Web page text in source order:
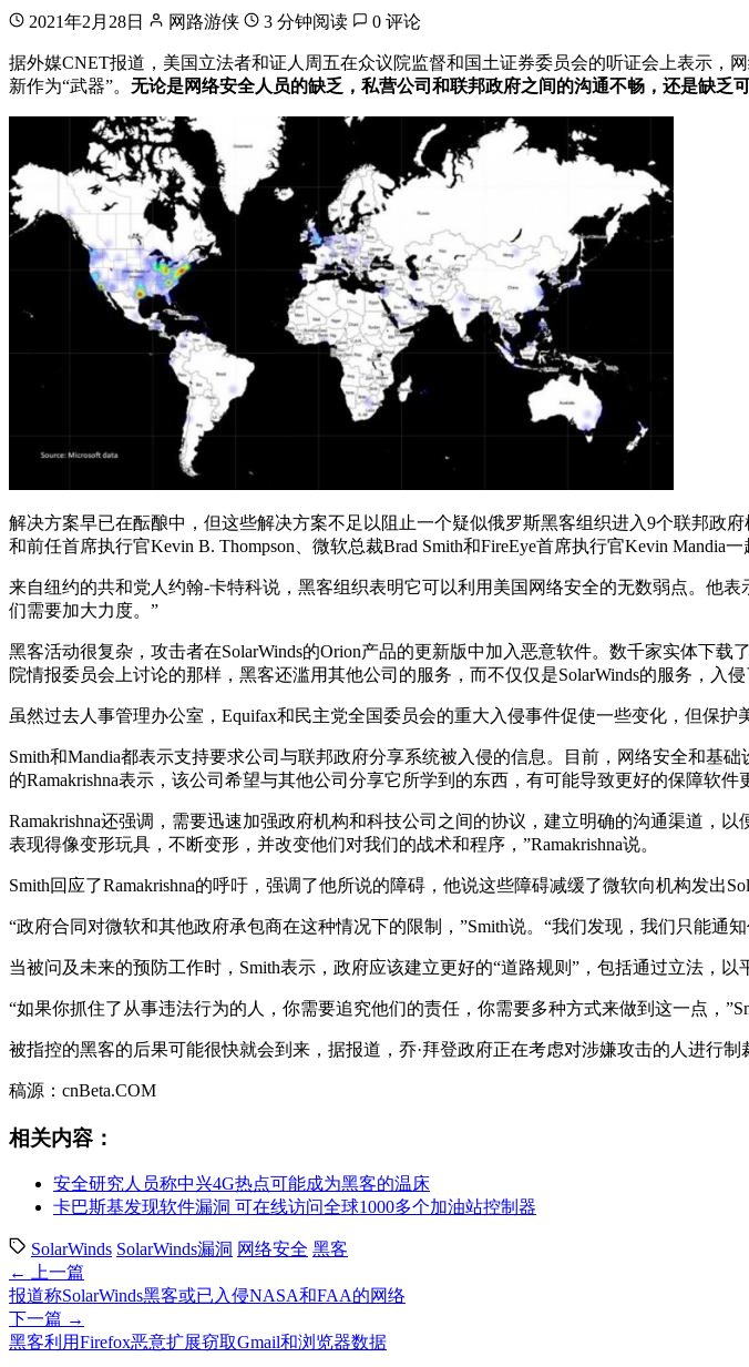
2021年2月28日 网路游侠 3 分钟阅读 0 评论
据外媒CNET报道，美国立法者和证人周五在众议院监督和国土证券委员会的听证会上表示，
新作为“武器”。 无论是网络安全人员的缺乏，私营公司和联邦政府之间的沟通不畅，还是缺乏
解决方案早已在酝酿中，但这些解决方案不足以阻止一个疑似俄罗斯黑客组织进入9个联邦政府
和前任首席执行官Kevin B. Thompson、微软总裁Brad Smith和FireEye首席执行官Kevin Mandia
来自纽约的共和党人约翰-卡特科说，黑客组织表明它可以利用美国网络安全的无数弱点。他
们需要加大力度。”
黑客活动很复杂，攻击者在SolarWinds的Orion产品的更新版中加入恶意软件。数千家实体下
院情报委员会上讨论的那样，黑客还滥用其他公司的服务，而不仅仅是SolarWinds的服务，入侵
虽然过去人事管理办公室，Equifax和民主党全国委员会的重大入侵事件促使一些变化，但保
Smith和Mandia都表示支持要求公司与联邦政府分享系统被入侵的信息。目前，网络安全和基
的Ramakrishna表示，该公司希望与其他公司分享它所学到的东西，有可能导致更好的保障软件
Ramakrishna还强调，需要迅速加强政府机构和科技公司之间的协议，建立明确的沟通渠道，
表现得像变形玩具，不断变形，并改变他们对我们的战术和程序，”Ramakrishna说。
Smith回应了Ramakrishna的呼吁，强调了他所说的障碍，他说这些障碍减缓了微软向机构发出
“政府合同对微软和其他政府承包商在这种情况下的限制，”Smith说。“我们发现，我们只能
当被问及未来的预防工作时，Smith表示，政府应该建立更好的“道路规则”，包括通过立法，以
“如果你抓住了从事违法行为的人，你需要追究他们的责任，你需要多种方式来做到这一点，
被指控的黑客的后果可能很快就会到来，据报道，乔·拜登政府正在考虑对涉嫌攻击的人进行
稿源：cnBeta.COM
相关内容：
安全研究人员称中兴4G热点可能成为黑客的温床
卡巴斯基发现软件漏洞 可在线访问全球1000多个加油站控制器
SolarWinds SolarWinds漏洞 网络安全 黑客
← 上一篇
报道称SolarWinds黑客或已入侵NASA和FAA的网络
下一篇 →
黑客利用Firefox恶意扩展窃取Gmail和浏览器数据